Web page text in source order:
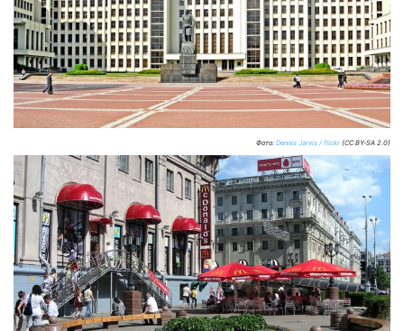
Фото: Dennis Jarvis / flickr (CC BY-SA 2.0)